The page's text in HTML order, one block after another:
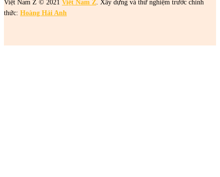
Việt Nam Z © 2021 Việt Nam Z . Xây dựng và thử nghiệm trước chính
thức: Hoàng Hải Anh